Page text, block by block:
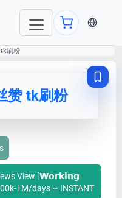
当前语
刷粉
赞 tk刷粉
View [𝗪𝗼𝗿𝗸𝗶𝗻𝗴
1M/days ~ INSTANT